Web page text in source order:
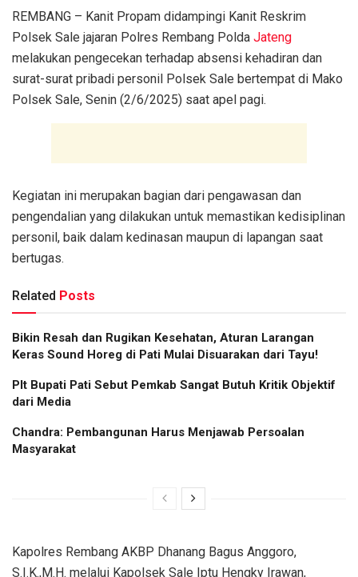
REMBANG – Kanit Propam didampingi Kanit Reskrim
Polsek Sale jajaran Polres Rembang Polda Jateng
melakukan pengecekan terhadap absensi kehadiran dan
surat-surat pribadi personil Polsek Sale bertempat di Mako
Polsek Sale, Senin (2/6/2025) saat apel pagi.
Kegiatan ini merupakan bagian dari pengawasan dan
pengendalian yang dilakukan untuk memastikan kedisiplinan
personil, baik dalam kedinasan maupun di lapangan saat
bertugas.
Related Posts
Bikin Resah dan Rugikan Kesehatan, Aturan Larangan
Keras Sound Horeg di Pati Mulai Disuarakan dari Tayu!
Plt Bupati Pati Sebut Pemkab Sangat Butuh Kritik Objektif
dari Media
Chandra: Pembangunan Harus Menjawab Persoalan
Masyarakat
Kapolres Rembang AKBP Dhanang Bagus Anggoro,
S.I.K.,M.H. melalui Kapolsek Sale Iptu Hengky Irawan,